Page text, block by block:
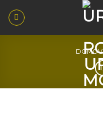
na
DOMOV